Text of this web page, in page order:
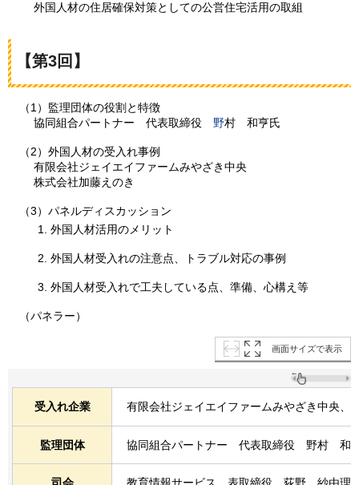
外国人材の住居確保対策としての公営住宅活用の取組
【第3回】
（1）監理団体の役割と特徴
協同組合パートナー
代表取締役 野村 和亨氏
（2）外国人材の受入れ事例
有限会社ジェイエイファームみやざき中央
株式会社加藤えのき
（3）パネルディスカッション
外国人材活用のメリット
外国人材受入れの注意点、トラブル対応の事例
外国人材受入れで工夫している点、準備、心構え等
（パネラー）
画面サイズで表示
受入れ企業 有限会社ジェイエイファームみやざき中央、
監理団体 協同組合パートナー 代表取締役 野村 和